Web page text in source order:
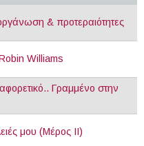
& προτεραιότητες
Williams
Γραμμένο στην
μου (Μέρος ΙΙ)